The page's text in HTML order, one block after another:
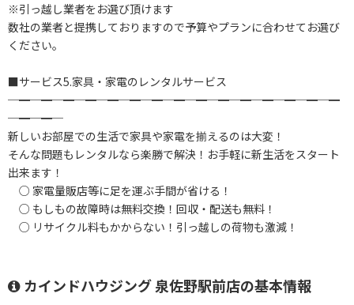
※引っ越し業者をお選び頂けます
数社の業者と提携しておりますので予算やプランに合わせてお選び
ください。
■サービス5.家具・家電のレンタルサービス
─━─━─━─━─━─━─━─━─━─━─━─━─━─━─━
─━─━─
新しいお部屋での生活で家具や家電を揃えるのは大変！
そんな問題もレンタルなら楽勝で解決！お手軽に新生活をスタート
出来ます！
○ 家電量販店等に足を運ぶ手間が省ける！
○ もしもの故障時は無料交換！回収・配送も無料！
○ リサイクル料もかからない！引っ越しの荷物も激減！
カインドハウジング 泉佐野駅前店の基本情報